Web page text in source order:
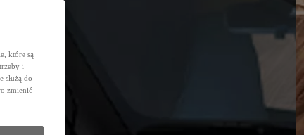
które są
i
służą do
zmienić